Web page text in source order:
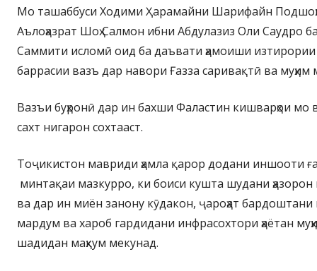
Мо ташаббуси Ходими Ҳарамайни Шарифайн
Аълоҳазрат Шоҳ Салмон ибни Абдулазиз Оли Саудро
Саммити исломӣ оид ба даъвати ҳамоиши изтирории
баррасии вазъ дар навори Ғазза саривақтӣ ва
Вазъи буҳронӣ дар ин бахши Фаластин кишварҳои мо
сахт нигарон сохтааст.
Тоҷикистон мавриди ҳамла қарор додани иншооти
минтақаи мазкурро, ки боиси кушта шудани ҳазорон
ва дар ин миён занону кӯдакон, ҷароҳат
мардум ва хароб гардидани инфрасохтори ҳаётан
шадидан маҳкум мекунад.